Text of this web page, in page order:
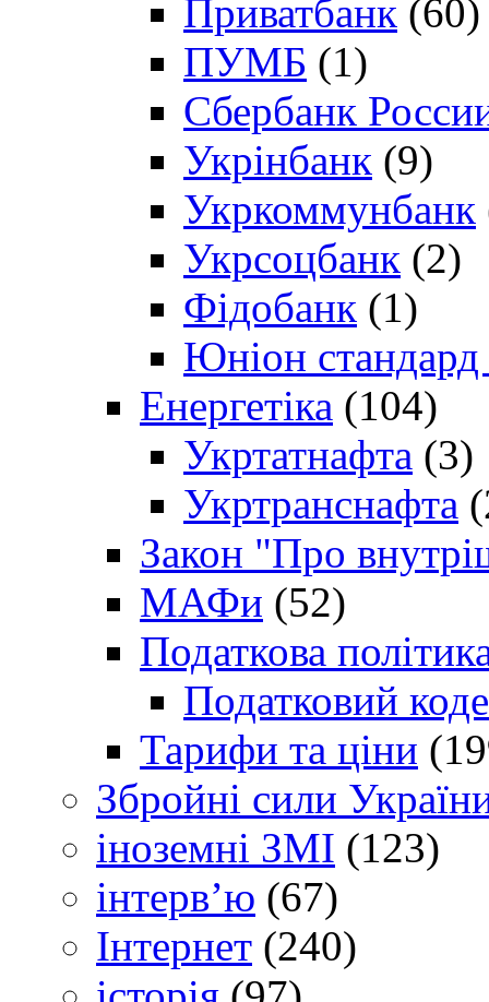
Приватбанк (60)
ПУМБ (1)
Сбербанк
Укрінбанк (9)
Укркоммунбанк
Укрсоцбанк (2)
Фідобанк (1)
Юніон стандард
Енергетіка (104)
Укртатнафта (3)
Укртранснафта
Закон "Про
МАФи (52)
Податкова
Податковий
Тарифи та ціни
Збройні сили
іноземні ЗМІ (123)
інтерв’ю (67)
Інтернет (240)